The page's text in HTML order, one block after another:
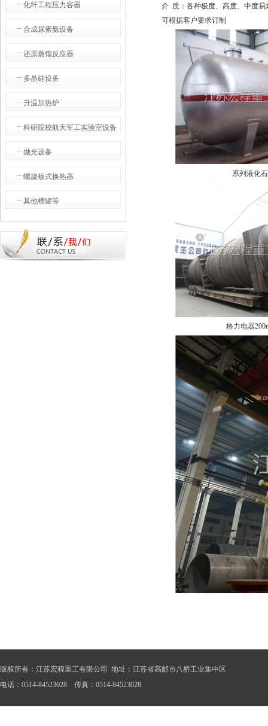
化纤工程压力容器
合成尿素氨设备
还原蒸馏反应器
多晶硅设备
升温加热炉
科研院校航天军工实验室设备
抛光设备
螺旋板式换热器
其他槽罐等
介 质：各种极度、高度、中度易
可根据客户要求订制
系列液化
格力电器
版权所有：江苏宏程重工有限公司 地址：江苏省高邮市八桥工业集中区
电话：0514-84523028 传真：0514-84523028